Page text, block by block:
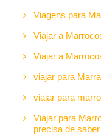
Viagens para
Viajar a
Viajar a
viajar para
viajar para
Viajar para
precisa de saber